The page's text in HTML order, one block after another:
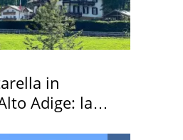
in
Adige: la